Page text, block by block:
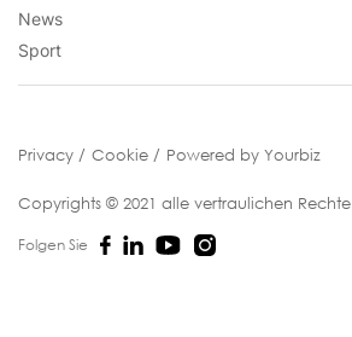
News
Sport
Privacy Cookie Powered by Yourbiz
Copyrights © 2021 alle vertraulichen Rechte
Folgen Sie